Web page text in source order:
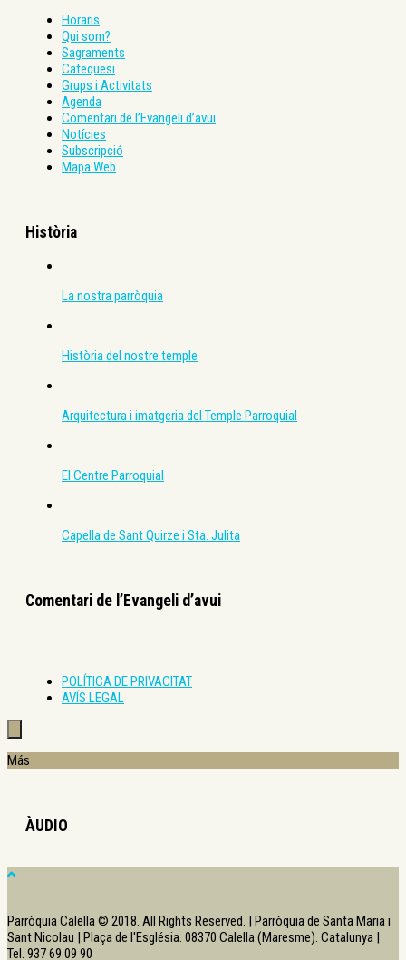
Horaris
Qui som?
Sagraments
Catequesi
Grups i Activitats
Agenda
Comentari de l’Evangeli d’avui
Notícies
Subscripció
Mapa Web
Història
La nostra parròquia
Història del nostre temple
Arquitectura i imatgeria del Temple Parroquial
El Centre Parroquial
Capella de Sant Quirze i Sta. Julita
Comentari de l’Evangeli d’avui
POLÍTICA DE PRIVACITAT
AVÍS LEGAL
Más
ÀUDIO
Parròquia Calella © 2018. All Rights Reserved. | Parròquia de Santa Maria i
Sant Nicolau | Plaça de l'Església. 08370 Calella (Maresme). Catalunya |
Tel. 937 69 09 90